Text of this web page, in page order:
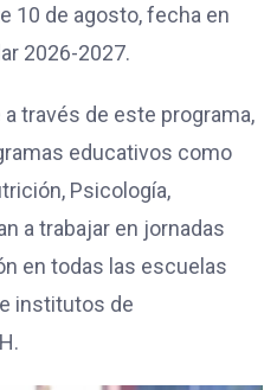
10 de agosto, fecha en
2026-2027.
través de este programa,
educativos como
Psicología,
a trabajar en jornadas
en todas las escuelas
institutos de